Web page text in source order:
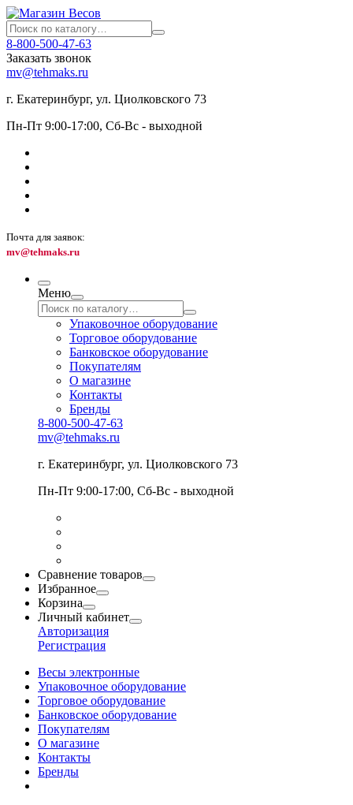
8-800-500-47-63
Заказать звонок
mv@tehmaks.ru
г. Екатеринбург, ул. Циолковского 73
Пн-Пт 9:00-17:00, Сб-Вс - выходной
Почта для заявок:
mv@tehmaks.ru
Меню
Упаковочное оборудование
Торговое оборудование
Банковское оборудование
Покупателям
О магазине
Контакты
Бренды
8-800-500-47-63
mv@tehmaks.ru
г. Екатеринбург, ул. Циолковского 73
Пн-Пт 9:00-17:00, Сб-Вс - выходной
Сравнение товаров
Избранное
Корзина
Личный кабинет
Авторизация
Регистрация
Весы электронные
Упаковочное оборудование
Торговое оборудование
Банковское оборудование
Покупателям
О магазине
Контакты
Бренды